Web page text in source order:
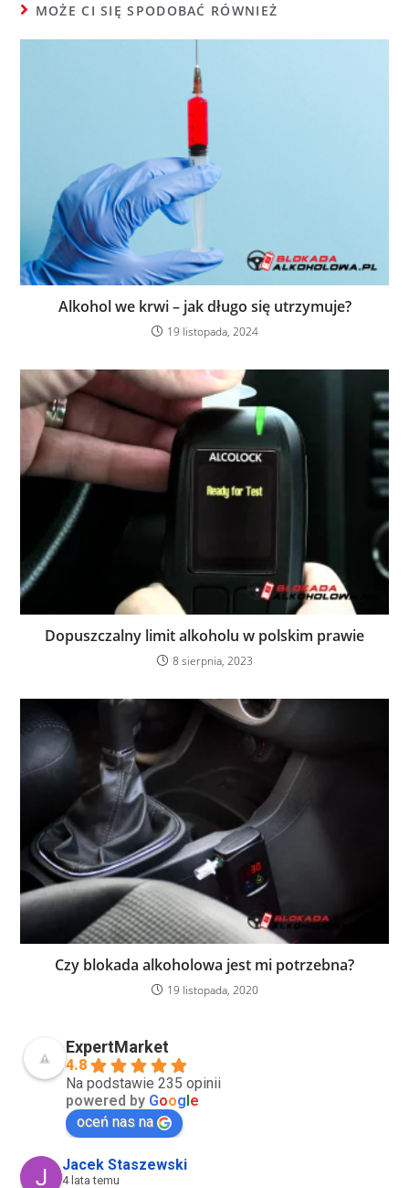
MOŻE CI SIĘ SPODOBAĆ RÓWNIEŻ
Alkohol we krwi – jak długo się utrzymuje?
19 listopada, 2024
Dopuszczalny limit alkoholu w polskim prawie
8 sierpnia, 2023
Czy blokada alkoholowa jest mi potrzebna?
19 listopada, 2020
ExpertMarket
4.8
Na podstawie 235 opinii
powered by Google
oceń nas na
Jacek Staszewski
4 lata temu